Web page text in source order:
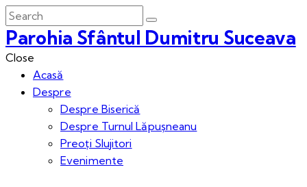
Parohia Sfântul Dumitru Suceava
Close
Acasă
Despre
Despre Biserică
Despre Turnul Lăpușneanu
Preoți Slujitori
Evenimente